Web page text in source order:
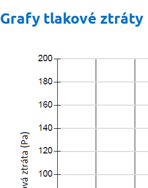
Grafy tlakové ztráty